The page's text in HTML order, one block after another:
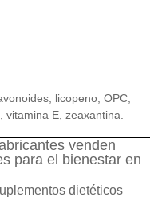
licopeno, OPC,
E, zeaxantina.
venden
para el bienestar en
dietéticos